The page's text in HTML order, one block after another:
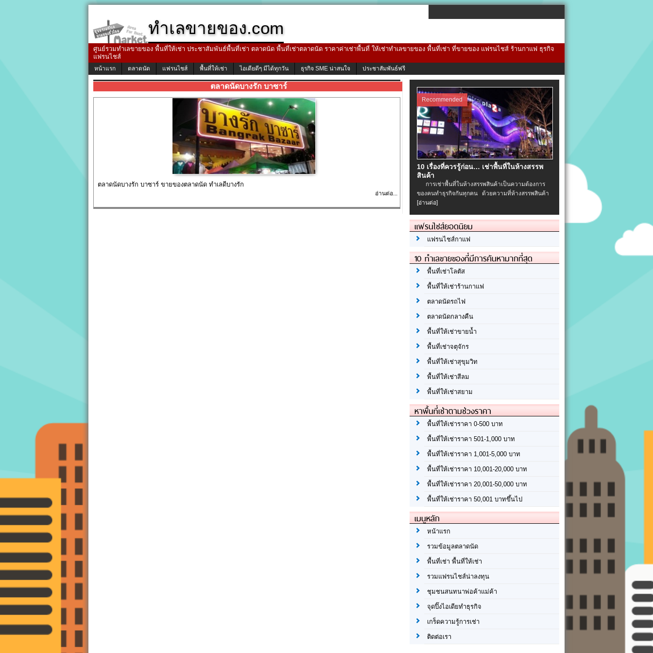
ทำเลขายของ.com
ศูนย์รวมทำเลขายของ พื้นที่ให้เช่า ประชาสัมพันธ์พื้นที่เช่า ตลาดนัด พื้นที่เช่าตลาดนัด ราคาค่าเช่าพื้นที่ ให้เช่าทำเลขายของ พื้นที่เช่า ที่ขายของ แฟรนไชส์ ร้านกาแฟ ธุรกิจ
แฟรนไชส์
หน้าแรก ตลาดนัด แฟรนไชส์ พื้นที่ให้เช่า ไอเดียดีๆ มีได้ทุกวัน ธุรกิจ SME น่าสนใจ ประชาสัมพันธ์ฟรี
ตลาดนัดบางรัก บาซาร์
ตลาดนัดบางรัก บาซาร์ ขายของตลาดนัด ทำเลดีบางรัก
อ่านต่อ...
Recommended
10 เรื่องที่ควรรู้ก่อน… เช่าพื้นที่ในห้างสรรพ
สินค้า
การเช่าพื้นที่ในห้างสรรพสินค้าเป็นความต้องการ
ของคนทำธุรกิจกันทุกคน ด้วยความที่ห้างสรรพสินค้า
[อ่านต่อ]
แฟรนไชส์ยอดนิยม
แฟรนไชส์กาแฟ
10 ทำเลขายของที่มีการค้นหามากที่สุด
พื้นที่เช่าโลตัส
พื้นที่ให้เช่าร้านกาแฟ
ตลาดนัดรถไฟ
ตลาดนัดกลางคืน
พื้นที่ให้เช่าขายน้ำ
พื้นที่เช่าจตุจักร
พื้นที่ให้เช่าสุขุมวิท
พื้นที่ให้เช่าสีลม
พื้นที่ให้เช่าสยาม
หาพื้นที่เช่าตามช่วงราคา
พื้นที่ให้เช่าราคา 0-500 บาท
พื้นที่ให้เช่าราคา 501-1,000 บาท
พื้นที่ให้เช่าราคา 1,001-5,000 บาท
พื้นที่ให้เช่าราคา 10,001-20,000 บาท
พื้นที่ให้เช่าราคา 20,001-50,000 บาท
พื้นที่ให้เช่าราคา 50,001 บาทขึ้นไป
เมนูหลัก
หน้าแรก
รวมข้อมูลตลาดนัด
พื้นที่เช่า พื้นที่ให้เช่า
รวมแฟรนไชส์น่าลงทุน
ชุมชนสนทนาพ่อค้าแม่ค้า
จุดปิ๊งไอเดียทำธุรกิจ
เกร็ดความรู้การเช่า
ติดต่อเรา